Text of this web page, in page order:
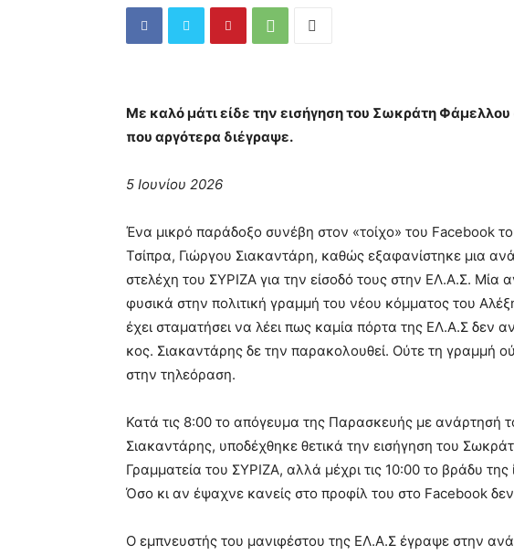
Με καλό μάτι είδε την εισήγηση του Σωκράτη
που αργότερα διέγραψε.
5 Ιουνίου 2026
Ένα μικρό παράδοξο συνέβη στον «τοίχο» του Facebook
Τσίπρα, Γιώργου Σιακαντάρη, καθώς εξαφανίστηκε μια
στελέχη του ΣΥΡΙΖΑ για την είσοδό τους στην ΕΛ.Α.Σ. Μία
φυσικά στην πολιτική γραμμή του νέου κόμματος του
έχει σταματήσει να λέει πως καμία πόρτα της ΕΛ.Α.Σ δεν
κος. Σιακαντάρης δε την παρακολουθεί. Ούτε τη γραμμή
στην τηλεόραση.
Κατά τις 8:00 το απόγευμα της Παρασκευής με ανάρτησή
Σιακαντάρης, υποδέχθηκε θετικά την εισήγηση του
Γραμματεία του ΣΥΡΙΖΑ, αλλά μέχρι τις 10:00 το βράδυ
Όσο κι αν έψαχνε κανείς στο προφίλ του στο Facebook
Ο εμπνευστής του μανιφέστου της ΕΛ.Α.Σ έγραψε στην